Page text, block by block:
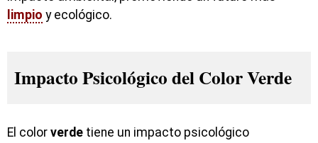
limpio y ecológico.
Impacto Psicológico del Color Verde
El color verde tiene un impacto psicológico